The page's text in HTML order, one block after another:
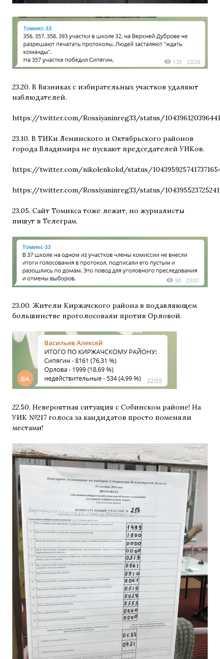
23.20. В Вязниках с избирательных участков удаляют
наблюдателей.
https://twitter.com/Rossiyaninreg33/status/
23.10. В ТИКи Ленинского и Октябрьского районов
города Владимира не пускают председателей УИКов.
https://twitter.com/nikolenkokd/status/
https://twitter.com/Rossiyaninreg33/status/
23.05. Сайт Томикса тоже лежит, но журналисты
пишут в Телеграм.
23.00. Жители Киржачского района в подавляющем
большинстве проголосовали против Орловой.
22.50. Невероятная ситуация с Собинском районе! На
УИК №217 голоса за кандидатов просто поменяли
местами!